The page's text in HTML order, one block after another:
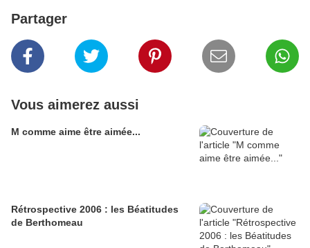
Partager
Vous aimerez aussi
M comme aime être aimée...
Rétrospective 2006 : les Béatitudes
de Berthomeau